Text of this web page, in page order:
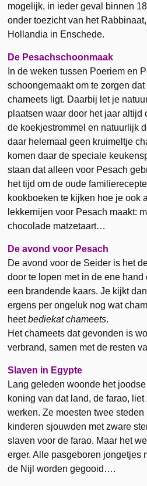
mogelijk, in ieder geval binnen
onder toezicht van het
Hollandia in Enschede.
De Pesachschoonmaak
In de weken tussen Poeriem en
schoongemaakt om te zorgen
chameets ligt. Daarbij let je
plaatsen waar door het jaar altijd
de koekjestrommel en natuurlijk
daar helemaal geen kruimeltje
komen daar de speciale
staan dat alleen voor Pesach
het tijd om de oude
kookboeken te kijken hoe je ook
lekkernijen voor Pesach maakt:
chocolade matzetaart…
De avond voor Pesach
De avond voor de Seider is het
door te lopen met in de ene
een brandende kaars. Je kijkt
ergens per ongeluk nog wat
heetbediekat chameets.
Het chameets dat gevonden is
verbrand, samen met de resten
Slaven in Egypte
Lang geleden woonde het
koning van dat land, de farao,
werken. Ze moesten twee
kinderen sjouwden met zware
slaven voor de farao. Maar het
erger. Alle pasgeboren jongetjes
de Nijl worden gegooid….